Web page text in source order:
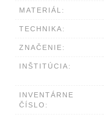
MATERIÁL:
TECHNIKA:
ZNAČENIE:
INŠTITÚCIA:
INVENTÁRNE
ČÍSLO: